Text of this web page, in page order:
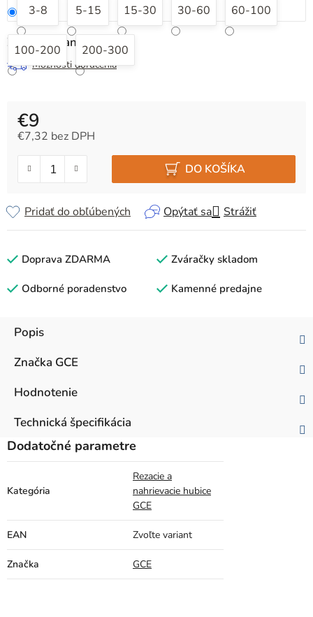
3-8
5-15 15-30 30-60 60-100
100-200 200-300
Zvoľte variant
Možnosti doručenia
€9
€7,32 bez DPH
DO KOŠÍKA
Opýtať sa Strážiť
Pridať do obľúbených
Doprava ZDARMA Zváračky skladom
Odborné poradenstvo Kamenné predajne
Popis
Značka GCE
Hodnotenie
Technická špecifikácia
Dodatočné parametre
Kategória
Rezacie a
nahrievacie hubice
GCE
EAN Zvoľte variant
Značka GCE